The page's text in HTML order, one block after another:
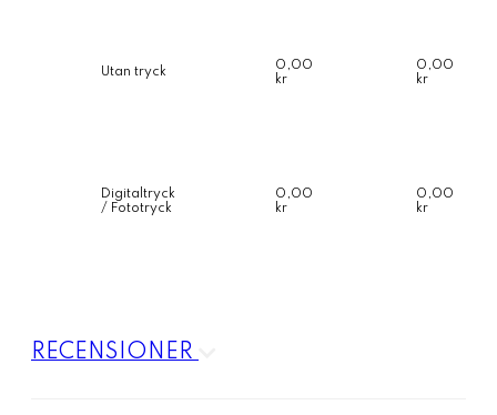
Utan tryck
0,00
kr
0,00
kr
Digitaltryck
/ Fototryck
0,00
kr
0,00
kr
RECENSIONER